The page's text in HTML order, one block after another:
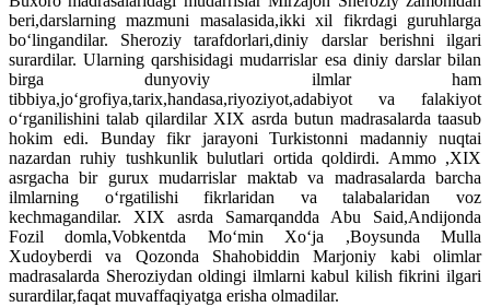
beri,darslarning mazmuni masalasida,ikki xil fikrdagi guruhlarga
bo‘lingandilar. Sheroziy tarafdorlari,diniy darslar berishni ilgari
surardilar. Ularning qarshisidagi mudarrislar esa diniy darslar bilan
birga dunyoviy ilmlar ham
tibbiya,jo‘grofiya,tarix,handasa,riyoziyot,adabiyot va falakiyot
o‘rganilishini talab qilardilar XIX asrda butun madrasalarda taasub
hokim edi. Bunday fikr jarayoni Turkistonni madanniy nuqtai
nazardan ruhiy tushkunlik bulutlari ortida qoldirdi. Ammo ,XIX
asrgacha bir gurux mudarrislar maktab va madrasalarda barcha
ilmlarning o‘rgatilishi fikrlaridan va talabalaridan voz
kechmagandilar. XIX asrda Samarqandda Abu Said,Andijonda
Fozil domla,Vobkentda Mo‘min Xo‘ja ,Boysunda Mulla
Xudoyberdi va Qozonda Shahobiddin Marjoniy kabi olimlar
madrasalarda Sheroziydan oldingi ilmlarni kabul kilish fikrini ilgari
surardilar,faqat muvaffaqiyatga erisha olmadilar.